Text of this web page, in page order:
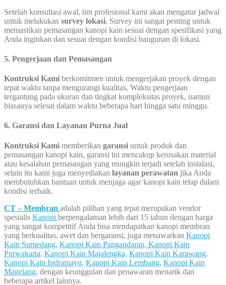
Setelah konsultasi awal, tim profesional kami akan mengatur jadwal
untuk melakukan survey lokasi, Survey ini sangat penting untuk
memastikan pemasangan kanopi kain sesuai dengan spesifikasi yang
Anda inginkan dan sesuai dengan kondisi bangunan di lokasi.
5. Pengerjaan dan Pemasangan
Kontruksi Kami berkomitmen untuk mengerjakan proyek dengan
tepat waktu tanpa mengurangi kualitas, Waktu pengerjaan
tergantung pada ukuran dan tingkat kompleksitas proyek, namun
biasanya selesai dalam waktu beberapa hari hingga satu minggu.
6. Garansi dan Layanan Purna Jual
Kontruksi Kami memberikan garansi untuk produk dan
pemasangan kanopi kain, garansi ini mencakup kerusakan material
atau kesalahan pemasangan yang mungkin terjadi setelah instalasi,
selain itu kami juga menyediakan layanan perawatan jika Anda
membutuhkan bantuan untuk menjaga agar kanopi kain tetap dalam
kondisi terbaik.
CT – Membran adalah pilihan yang tepat merupakan vendor
spesialis Kanopi berpengalaman lebih dari 15 tahun dengan harga
yang sangat kompetitif Anda bisa mendapatkan kanopi membran
yang berkualitas, awet dan bergaransi, juga menawarkan Kanopi
Kain Sumedang, Kanopi Kain Pangandaran, Kanopi Kain
Purwakarta, Kanopi Kain Majalengka, Kanopi Kain Karawang,
Kanopi Kain Indramayu, Kanopi Kain Lembang, Kanopi Kain
Magelang, dengan keunggulan dan penawaran menarik dan
beberapa artikel lainnya.